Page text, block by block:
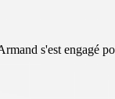
s'est engagé